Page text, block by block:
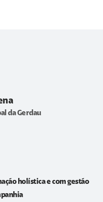
da Gerdau
holística e com gestão